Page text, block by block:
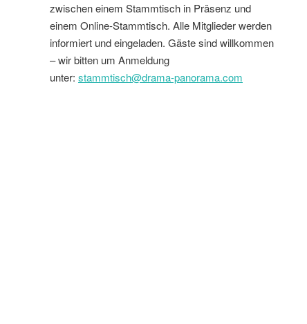
zwischen einem Stammtisch in Präsenz und
einem Online-Stammtisch. Alle Mitglieder werden
informiert und eingeladen. Gäste sind willkommen
– wir bitten um Anmeldung
unter: stammtisch@drama-panorama.com